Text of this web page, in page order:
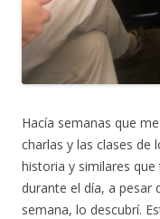
Hacía semanas que
charlas y las clases de
historia y similares
durante el día, a pesar
semana, lo descubrí.